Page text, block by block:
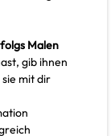
Malen
gib ihnen
mit dir